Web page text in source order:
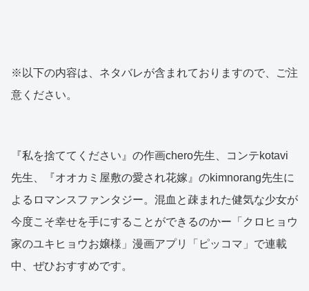
※以下の内容は、ネタバレが含まれておりますので、ご注
意ください。
『私を捨ててください』の作画chero先生、コンテkotavi
先生、『オオカミ屋敷の愛され花嫁』のkimnorang先生に
よるロマンスファンタジー。混血と疎まれた健気な少女が
今度こそ幸せを手にすることができるのかー「クロヒョウ
家のユキヒョウお嬢様」漫画アプリ「ピッコマ」で連載
中、ぜひおすすめです。